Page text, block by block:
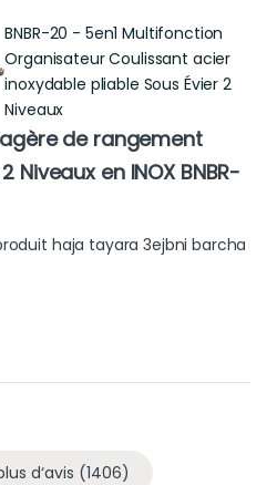
BNBR-20 - 5en1 Multifonction
Organisateur Coulissant acier
inoxydable pliable Sous Évier 2
Niveaux
de rangement
Niveaux en INOX BNBR-
haja tayara 3ejbni barcha
d‘avis (1406)